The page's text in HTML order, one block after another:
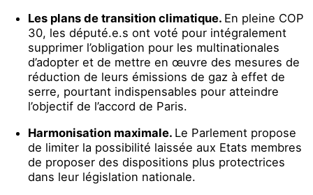
Les plans de transition climatique. En pleine COP
30, les député.e.s ont voté pour intégralement
supprimer l’obligation pour les multinationales
d’adopter et de mettre en œuvre des mesures de
réduction de leurs émissions de gaz à effet de
serre, pourtant indispensables pour atteindre
l’objectif de l’accord de Paris.
Harmonisation maximale. Le Parlement propose
de limiter la possibilité laissée aux Etats membres
de proposer des dispositions plus protectrices
dans leur législation nationale.